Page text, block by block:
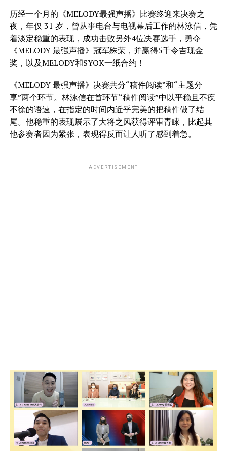
历经一个月的《MELODY最强声播》比赛终迎来决赛之
夜，年仅 31 岁，曾从事电台与电视幕后工作的林泳信，凭
着淡定稳重的表现，成功击败另外4位决赛选手，勇夺
《MELODY 最强声播》冠军殊荣，并赢得5千令吉现金
奖，以及MELODY和SYOK一纸合约！
《MELODY 最强声播》决赛共分“稿件阅读”和“主题分
享”两个环节。林泳信在首环节“稿件阅读”中以平稳且不疾
不徐的语速，在指定的时间内近乎完美的把稿件做了结
尾。他稳重的表现展示了大将之风获得评审青睐，比起其
他参赛者因为紧张，表现得反而让人听了感到着急。
ADVERTISEMENT